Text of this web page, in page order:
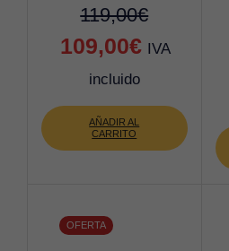
119,00€
El
precio
original
era:
109,00€El
actual
109,00€.
IVA
incluido
AÑADIR AL
CARRITO
OFERTA